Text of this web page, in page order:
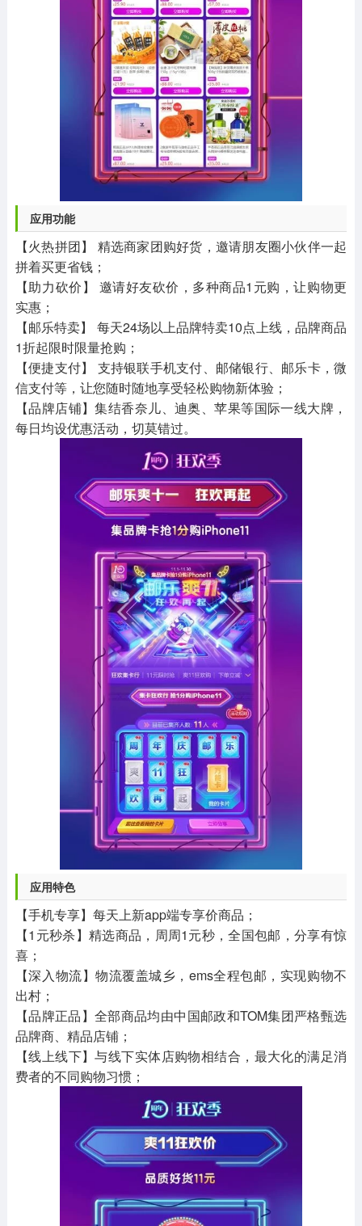
应用功能
【火热拼团】 精选商家团购好货，邀请朋友圈小伙伴一起
拼着买更省钱；
【助力砍价】 邀请好友砍价，多种商品1元购，让购物更
实惠；
【邮乐特卖】 每天24场以上品牌特卖10点上线，品牌商品
1折起限时限量抢购；
【便捷支付】 支持银联手机支付、邮储银行、邮乐卡，微
信支付等，让您随时随地享受轻松购物新体验；
【品牌店铺】集结香奈儿、迪奥、苹果等国际一线大牌，
每日均设优惠活动，切莫错过。
应用特色
【手机专享】每天上新app端专享价商品；
【1元秒杀】精选商品，周周1元秒，全国包邮，分享有惊
喜；
【深入物流】物流覆盖城乡，ems全程包邮，实现购物不
出村；
【品牌正品】全部商品均由中国邮政和TOM集团严格甄选
品牌商、精品店铺；
【线上线下】与线下实体店购物相结合，最大化的满足消
费者的不同购物习惯；